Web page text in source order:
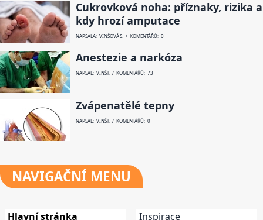
Cukrovková noha: příznaky, rizika a
kdy hrozí amputace
NAPSALA: VINŠOVÁ S. / KOMENTÁŘŮ: 0
Anestezie a narkóza
NAPSAL: VINŠ J. / KOMENTÁŘŮ: 73
Zvápenatělé tepny
NAPSAL: VINŠ J. / KOMENTÁŘŮ: 0
NAVIGAČNÍ MENU
Hlavní stránka Inspirace